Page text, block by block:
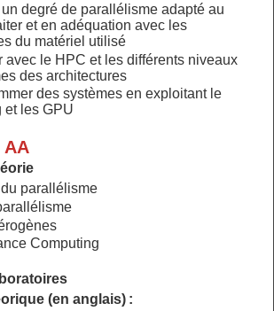
degré de parallélisme adapté au
et en adéquation avec les
du matériel utilisé
avec le HPC et les différents niveaux
des architectures
des systèmes en exploitant le
et les GPU
AA
parallélisme
Computing
(en anglais) :